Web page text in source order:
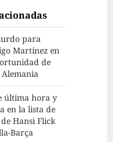
para
Martínez en
de
última hora y
en la lista de
Hansi Flick
Barça